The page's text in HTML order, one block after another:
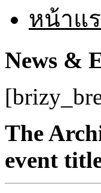
หน้าแ
News &
The
event